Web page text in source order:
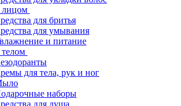
лицом
для бритья
для умывания
и питание
телом
для тела, рук и ног
наборы
для душа